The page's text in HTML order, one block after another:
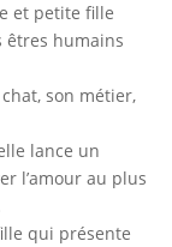
et petite fille
êtres humains
son métier,
lance un
l’amour au plus
qui présente